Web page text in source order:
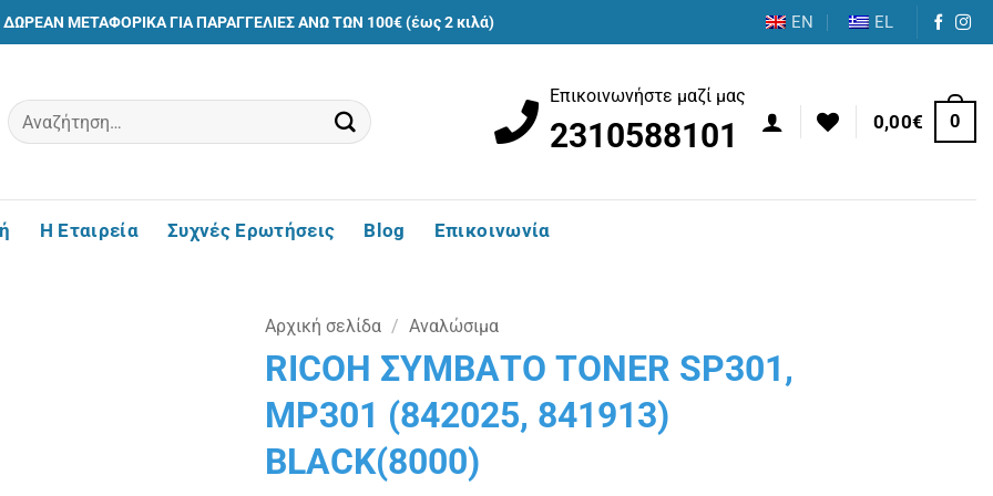
ΔΩΡΕΑΝ ΜΕΤΑΦΟΡΙΚΑ ΓΙΑ ΠΑΡΑΓΓΕΛΙΕΣ ΑΝΩ ΤΩΝ 100€ (έως 2 κιλά) EN EL
Αναζήτηση
για:
Επικοινωνήστε μαζί μας
2310588101 0,00€ 0
Η Εταιρεία Συχνές Ερωτήσεις Blog Επικοινωνία
Αρχική σελίδα / Αναλώσιμα
RICOH ΣΥΜΒΑΤΟ TONER SP301,
MP301 (842025, 841913)
BLACK(8000)